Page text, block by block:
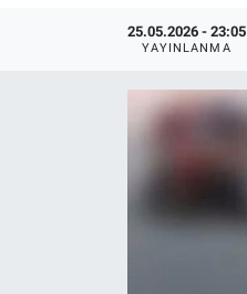
25.05.2026 - 23:05
YAYINLANMA
Teknoloji